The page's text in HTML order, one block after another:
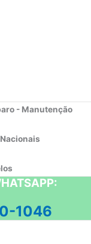
- Manutenção
1046